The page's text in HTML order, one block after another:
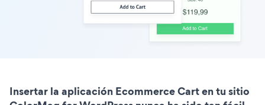
Insertar la aplicación Ecommerce Cart en tu sitio